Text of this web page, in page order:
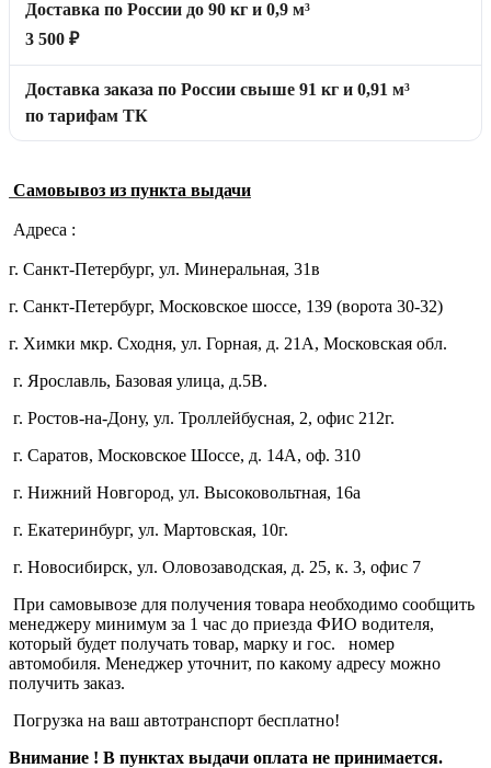
Доставка по России до 90 кг и 0,9 м³
3 500 ₽
Доставка заказа по России свыше 91 кг и 0,91 м³
по тарифам ТК
Самовывоз из пункта выдачи
Адреса :
г. Санкт-Петербург, ул. Минеральная, 31в
г. Санкт-Петербург, Московское шоссе, 139 (ворота 30-32)
г. Химки мкр. Сходня, ул. Горная, д. 21А, Московская обл.
г. Ярославль, Базовая улица, д.5В.
г. Ростов-на-Дону, ул. Троллейбусная, 2, офис 212г.
г. Саратов, Московское Шоссе, д. 14А, оф. 310
г. Нижний Новгород, ул. Высоковольтная, 16а
г. Екатеринбург, ул. Мартовская, 10г.
г. Новосибирск, ул. Оловозаводская, д. 25, к. 3, офис 7
При самовывозе для получения товара необходимо сообщить
менеджеру минимум за 1 час до приезда ФИО водителя,
который будет получать товар, марку и гос. номер
автомобиля. Менеджер уточнит, по какому адресу можно
получить заказ.
Погрузка на ваш автотранспорт бесплатно!
Внимание ! В пунктах выдачи оплата не принимается.